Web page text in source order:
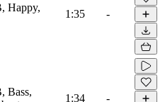
Happy,
1:35 -
Bass,
1:34 -